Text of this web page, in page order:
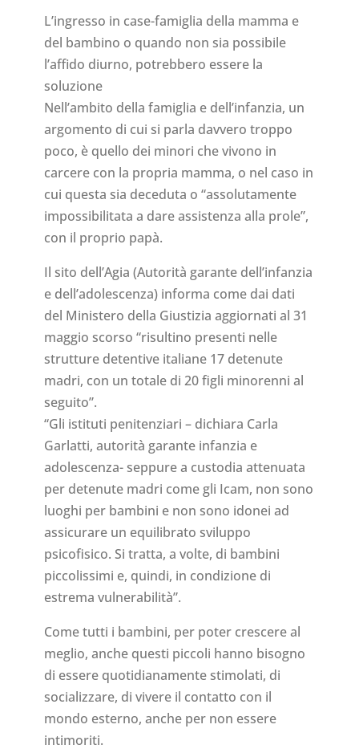
L’ingresso in case-famiglia della mamma e
del bambino o quando non sia possibile
l’affido diurno, potrebbero essere la
soluzione
Nell’ambito della famiglia e dell’infanzia, un
argomento di cui si parla davvero troppo
poco, è quello dei minori che vivono in
carcere con la propria mamma, o nel caso in
cui questa sia deceduta o “assolutamente
impossibilitata a dare assistenza alla prole”,
con il proprio papà.
Il sito dell’Agia (Autorità garante dell’infanzia
e dell’adolescenza) informa come dai dati
del Ministero della Giustizia aggiornati al 31
maggio scorso “risultino presenti nelle
strutture detentive italiane 17 detenute
madri, con un totale di 20 figli minorenni al
seguito”.
“Gli istituti penitenziari – dichiara Carla
Garlatti, autorità garante infanzia e
adolescenza- seppure a custodia attenuata
per detenute madri come gli Icam, non sono
luoghi per bambini e non sono idonei ad
assicurare un equilibrato sviluppo
psicofisico. Si tratta, a volte, di bambini
piccolissimi e, quindi, in condizione di
estrema vulnerabilità”.
Come tutti i bambini, per poter crescere al
meglio, anche questi piccoli hanno bisogno
di essere quotidianamente stimolati, di
socializzare, di vivere il contatto con il
mondo esterno, anche per non essere
intimoriti.